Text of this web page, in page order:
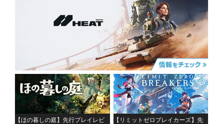
【ほの暮しの庭】先行プレイレビ
【リミットゼロブレイカーズ】先